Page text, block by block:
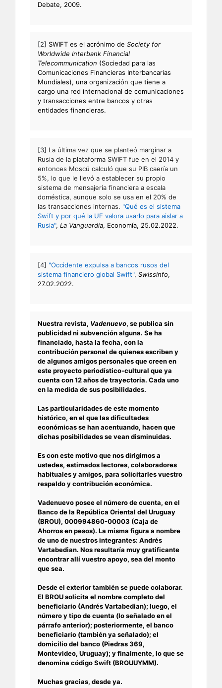
Debate, 2009.
[2] SWIFT es el acrónimo de Society for
Worldwide Interbank Financial
Telecommunication (Sociedad para las
Comunicaciones Financieras Interbancarias
Mundiales), una organización que tiene a
cargo una red internacional de comunicaciones
y transacciones entre bancos y otras
entidades financieras.
[3] La última vez que se planteó marginar a
Rusia de la plataforma SWIFT fue en el 2014 y
entonces Moscú calculó que su PIB caería un
5%, lo que le llevó a establecer su propio
sistema de mensajería financiera a escala
doméstica, aunque solo se usa en el 20% de
las transacciones internas. "Qué es el sistema
Swift y por qué la UE valora usarlo para aislar a
Rusia", La Vanguardia, Economía, 25.02.2022.
[4] "Occidente expulsa a bancos rusos del
sistema financiero global Swift", Swissinfo,
27.02.2022.
Nuestra revista, Vadenuevo, se publica sin
publicidad ni subvención alguna. Se ha
financiado, hasta la fecha, con la
contribución personal de quienes escriben y
de algunos amigos personales que creen en
este proyecto periodístico-cultural que ya
cuenta con 12 años de trayectoria. Cada uno
en la medida de sus posibilidades.
Las particularidades de este momento
histórico, en el que las dificultades
económicas se han acentuando, hacen que
dichas posibilidades se vean disminuidas.
Es con este motivo que nos dirigimos a
ustedes, estimados lectores, colaboradores
habituales y amigos, para solicitarles vuestro
respaldo y contribución económica.
Vadenuevo posee el número de cuenta, en el
Banco de la República Oriental del Uruguay
(BROU), 000994860-00003 (Caja de
Ahorros en pesos). La misma figura a nombre
de uno de nuestros integrantes: Andrés
Vartabedian. Nos resultaría muy gratificante
encontrar allí vuestro apoyo, sea del monto
que sea.
Desde el exterior también se puede colaborar.
El BROU solicita el nombre completo del
beneficiario (Andrés Vartabedian); luego, el
número y tipo de cuenta (lo señalado en el
párrafo anterior); posteriormente, el banco
beneficiario (también ya señalado); el
domicilio del banco (Piedras 369,
Montevideo, Uruguay); y finalmente, lo que se
denomina código Swift (BROUUYMM).
Muchas gracias, desde ya.